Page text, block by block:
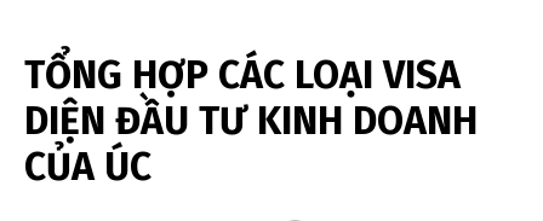
TỔNG HỢP CÁC LOẠI VISA
DIỆN ĐẦU TƯ KINH DOANH
CỦA ÚC